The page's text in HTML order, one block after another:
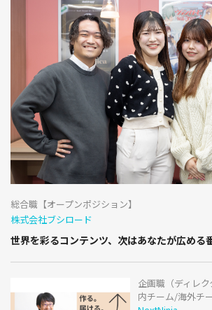
総合職【オープンポジション】
株式会社ブシロード
世界を彩るコンテンツ、次はあなたが広める
企画職（ディレ
内チーム/海外チ